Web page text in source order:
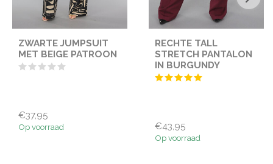
ZWARTE JUMPSUIT
MET BEIGE PATROON
€37,95
Op voorraad
RECHTE TALL
STRETCH PANTALON
IN BURGUNDY
€43,95
Op voorraad